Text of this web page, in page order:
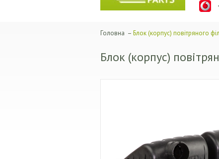
Головна – Блок (корпус) повітряного
Блок (корпус)